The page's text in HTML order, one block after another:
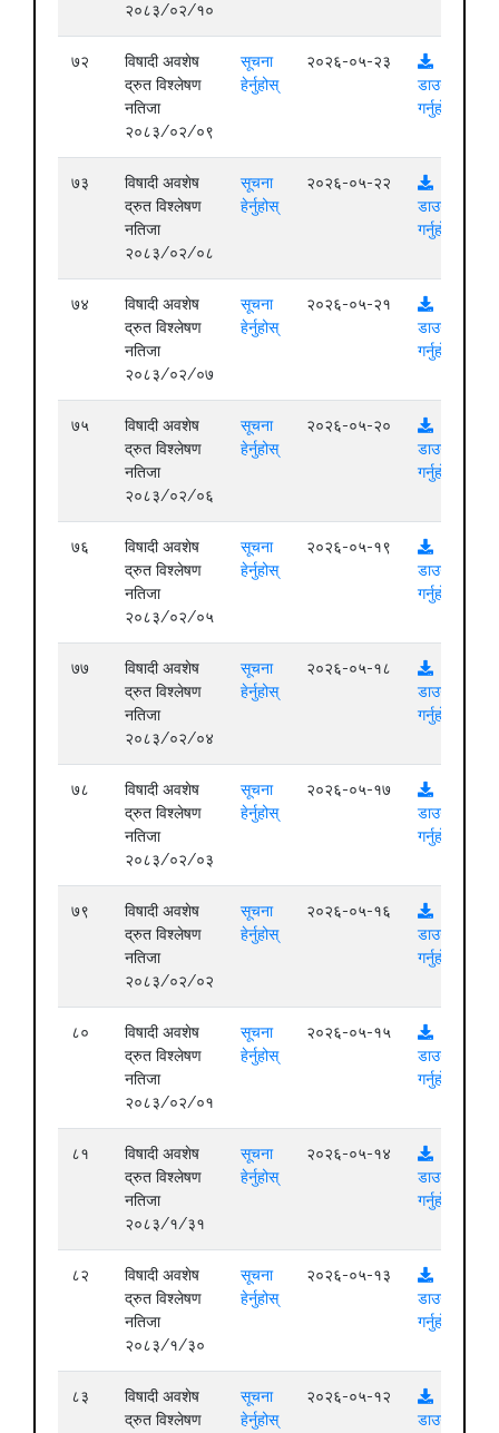
२०८३/०२/१०
७२
विषादी अवशेष
द्रुत विश्लेषण
नतिजा
२०८३/०२/०९
सूचना
हेर्नुहोस्
२०२६-०५-२३
डाउनलोड
गर्नुहोस्
७३
विषादी अवशेष
द्रुत विश्लेषण
नतिजा
२०८३/०२/०८
सूचना
हेर्नुहोस्
२०२६-०५-२२
डाउनलोड
गर्नुहोस्
७४
विषादी अवशेष
द्रुत विश्लेषण
नतिजा
२०८३/०२/०७
सूचना
हेर्नुहोस्
२०२६-०५-२१
डाउनलोड
गर्नुहोस्
७५
विषादी अवशेष
द्रुत विश्लेषण
नतिजा
२०८३/०२/०६
सूचना
हेर्नुहोस्
२०२६-०५-२०
डाउनलोड
गर्नुहोस्
७६
विषादी अवशेष
द्रुत विश्लेषण
नतिजा
२०८३/०२/०५
सूचना
हेर्नुहोस्
२०२६-०५-१९
डाउनलोड
गर्नुहोस्
७७
विषादी अवशेष
द्रुत विश्लेषण
नतिजा
२०८३/०२/०४
सूचना
हेर्नुहोस्
२०२६-०५-१८
डाउनलोड
गर्नुहोस्
७८
विषादी अवशेष
द्रुत विश्लेषण
नतिजा
२०८३/०२/०३
सूचना
हेर्नुहोस्
२०२६-०५-१७
डाउनलोड
गर्नुहोस्
७९
विषादी अवशेष
द्रुत विश्लेषण
नतिजा
२०८३/०२/०२
सूचना
हेर्नुहोस्
२०२६-०५-१६
डाउनलोड
गर्नुहोस्
८०
विषादी अवशेष
द्रुत विश्लेषण
नतिजा
२०८३/०२/०१
सूचना
हेर्नुहोस्
२०२६-०५-१५
डाउनलोड
गर्नुहोस्
८१
विषादी अवशेष
द्रुत विश्लेषण
नतिजा
२०८३/१/३१
सूचना
हेर्नुहोस्
२०२६-०५-१४
डाउनलोड
गर्नुहोस्
८२
विषादी अवशेष
द्रुत विश्लेषण
नतिजा
२०८३/१/३०
सूचना
हेर्नुहोस्
२०२६-०५-१३
डाउनलोड
गर्नुहोस्
८३
विषादी अवशेष
द्रुत विश्लेषण
सूचना
हेर्नुहोस्
२०२६-०५-१२
डाउनलोड